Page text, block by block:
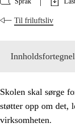
Til friluftsliv
Skolen skal sørge
støtter opp om det,
virksomheten.